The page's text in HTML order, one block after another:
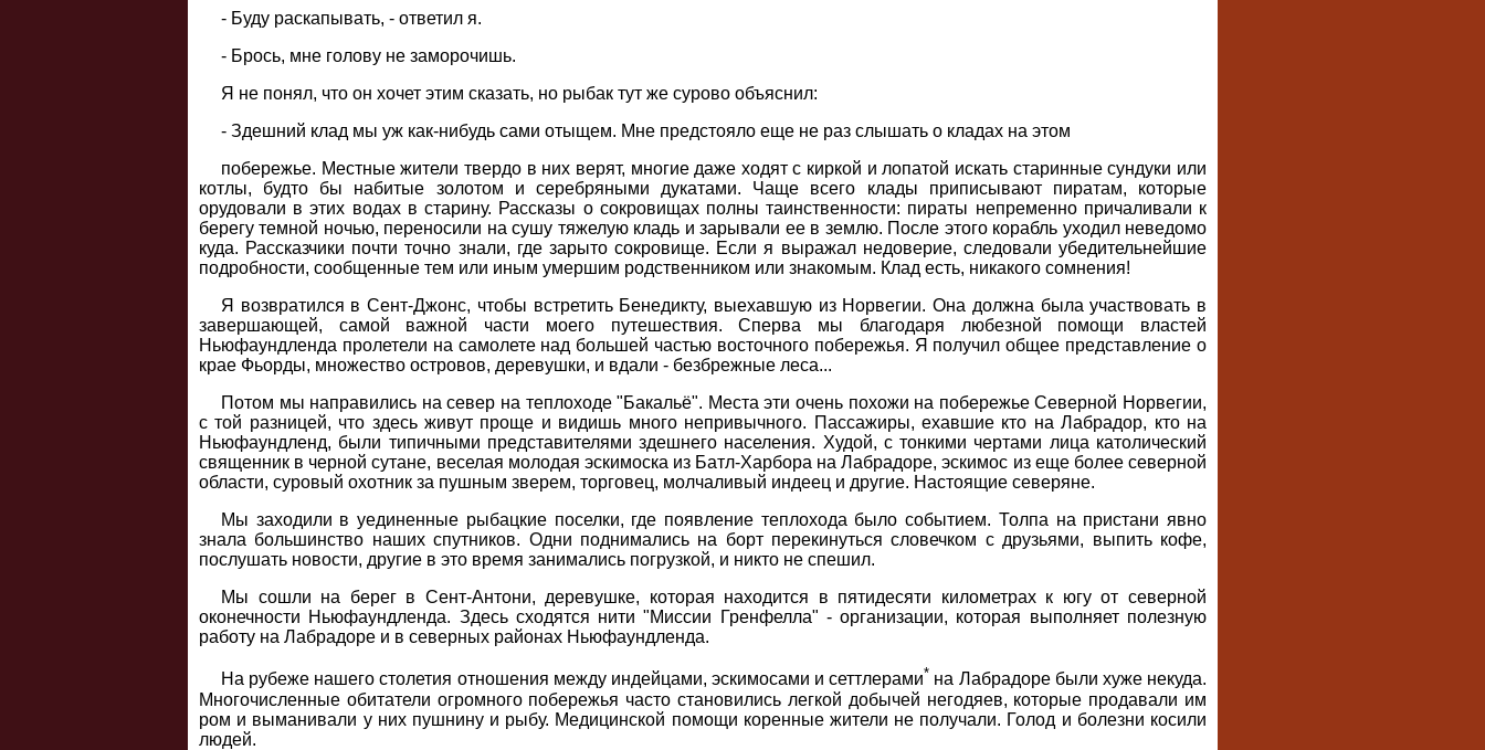
- Буду раскапывать, - ответил я.
- Брось, мне голову не заморочишь.
Я не понял, что он хочет этим сказать, но рыбак тут же сурово объяснил:
- Здешний клад мы уж как-нибудь сами отыщем. Мне предстояло еще не раз слышать о кладах на этом
побережье. Местные жители твердо в них верят, многие даже ходят с киркой и лопатой искать старинные сундуки или
котлы, будто бы набитые золотом и серебряными дукатами. Чаще всего клады приписывают пиратам, которые
орудовали в этих водах в старину. Рассказы о сокровищах полны таинственности: пираты непременно причаливали к
берегу темной ночью, переносили на сушу тяжелую кладь и зарывали ее в землю. После этого корабль уходил неведомо
куда. Рассказчики почти точно знали, где зарыто сокровище. Если я выражал недоверие, следовали убедительнейшие
подробности, сообщенные тем или иным умершим родственником или знакомым. Клад есть, никакого сомнения!
Я возвратился в Сент-Джонс, чтобы встретить Бенедикту, выехавшую из Норвегии. Она должна была участвовать в
завершающей, самой важной части моего путешествия. Сперва мы благодаря любезной помощи властей
Ньюфаундленда пролетели на самолете над большей частью восточного побережья. Я получил общее представление о
крае Фьорды, множество островов, деревушки, и вдали - безбрежные леса...
Потом мы направились на север на теплоходе "Бакальё". Места эти очень похожи на побережье Северной Норвегии,
с той разницей, что здесь живут проще и видишь много непривычного. Пассажиры, ехавшие кто на Лабрадор, кто на
Ньюфаундленд, были типичными представителями здешнего населения. Худой, с тонкими чертами лица католический
священник в черной сутане, веселая молодая эскимоска из Батл-Харбора на Лабрадоре, эскимос из еще более северной
области, суровый охотник за пушным зверем, торговец, молчаливый индеец и другие. Настоящие северяне.
Мы заходили в уединенные рыбацкие поселки, где появление теплохода было событием. Толпа на пристани явно
знала большинство наших спутников. Одни поднимались на борт перекинуться словечком с друзьями, выпить кофе,
послушать новости, другие в это время занимались погрузкой, и никто не спешил.
Мы сошли на берег в Сент-Антони, деревушке, которая находится в пятидесяти километрах к югу от северной
оконечности Ньюфаундленда. Здесь сходятся нити "Миссии Гренфелла" - организации, которая выполняет полезную
работу на Лабрадоре и в северных районах Ньюфаундленда.
На рубеже нашего столетия отношения между индейцами, эскимосами и сеттлерами* на Лабрадоре были хуже некуда.
Многочисленные обитатели огромного побережья часто становились легкой добычей негодяев, которые продавали им
ром и выманивали у них пушнину и рыбу. Медицинской помощи коренные жители не получали. Голод и болезни косили
людей.